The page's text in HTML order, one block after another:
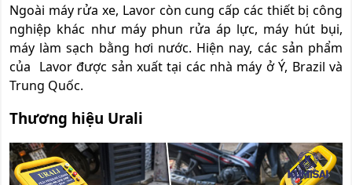
Ngoài máy rửa xe, Lavor còn cung cấp các thiết bị công
nghiệp khác như máy phun rửa áp lực, máy hút bụi,
máy làm sạch bằng hơi nước. Hiện nay, các sản phẩm
của Lavor được sản xuất tại các nhà máy ở Ý, Brazil và
Trung Quốc.
Thương hiệu Urali